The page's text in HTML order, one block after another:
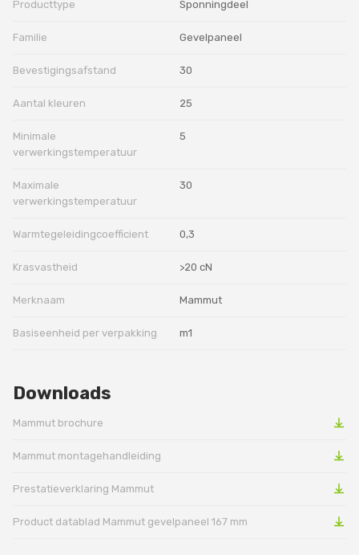
Producttype Sponningdeel
Familie Gevelpaneel
Bevestigingsafstand 30
Aantal kleuren 25
Minimale
verwerkingstemperatuur
5
Maximale
verwerkingstemperatuur
30
Warmtegeleidingcoefficient 0,3
Krasvastheid >20 cN
Merknaam Mammut
Basiseenheid per verpakking m1
Downloads
Mammut brochure
Mammut montagehandleiding
Prestatieverklaring Mammut
Product datablad Mammut gevelpaneel 167 mm